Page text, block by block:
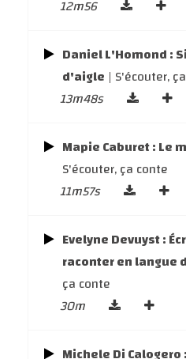
12m56
Daniel L'Homond :
d'aigle | S'écouter,
13m48s
Mapie Caburet : Le
S'écouter, ça conte
11m57s
Evelyne Devuyst :
raconter en langue
ça conte
30m